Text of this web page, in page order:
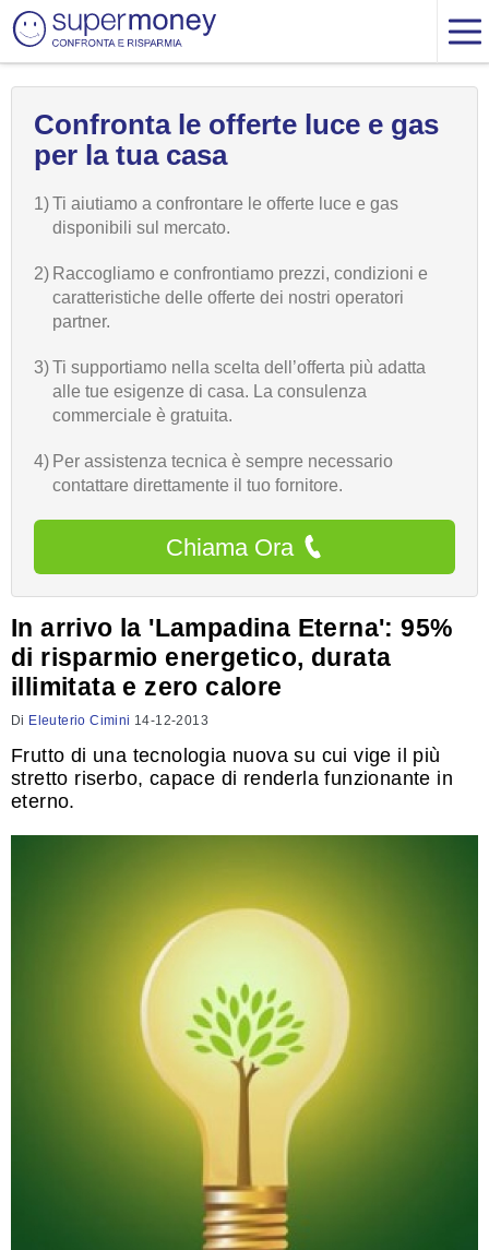
Confronta le offerte luce e gas
per la tua casa
1)Ti aiutiamo a confrontare le offerte luce e gas
disponibili sul mercato.
2) Raccogliamo e confrontiamo prezzi, condizioni e
caratteristiche delle offerte dei nostri operatori
partner.
3)Ti supportiamo nella scelta dell’offerta più adatta
alle tue esigenze di casa. La consulenza
commerciale è gratuita.
4) Per assistenza tecnica è sempre necessario
contattare direttamente il tuo fornitore.
Chiama Ora
In arrivo la 'Lampadina Eterna': 95%
di risparmio energetico, durata
illimitata e zero calore
Di Eleuterio Cimini 14-12-2013
Frutto di una tecnologia nuova su cui vige il più
stretto riserbo, capace di renderla funzionante in
eterno.